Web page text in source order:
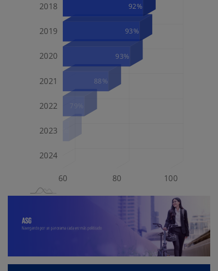
92%
93%
2018
2019
2020
2021
2022
2023
2024
L
50
60
120 80 100
40
20